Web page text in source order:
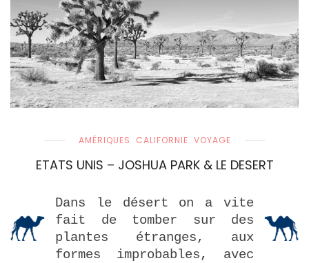
AMÉRIQUES CALIFORNIE VOYAGE
ETATS UNIS – JOSHUA PARK & LE DESERT
Dans le désert on a vite
fait de tomber sur des
plantes étranges, aux
formes improbables, avec